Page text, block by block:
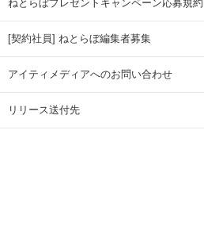
ねとらぼプレゼントキャンペーン応募規約
[契約社員] ねとらぼ編集者募集
アイティメディアへのお問い合わせ
リリース送付先